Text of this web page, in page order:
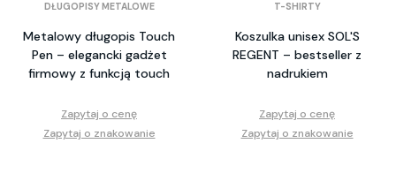
DŁUGOPISY METALOWE
Metalowy długopis Touch
Pen – elegancki gadżet
firmowy z funkcją touch
Zapytaj o cenę
Zapytaj o znakowanie
T-SHIRTY
Koszulka unisex SOL'S
REGENT – bestseller z
nadrukiem
Zapytaj o cenę
Zapytaj o znakowanie